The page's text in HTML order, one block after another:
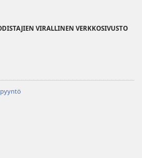
VIRALLINEN VERKKOSIVUSTO